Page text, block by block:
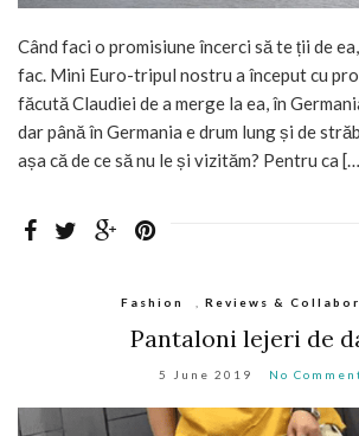
Când faci o promisiune încerci să te ții de
fac. Mini Euro-tripul nostru a început cu
făcută Claudiei de a merge la ea, în
dar până în Germania e drum lung și de
așa că de ce să nu le și vizităm? Pentru ca
Fashion Reviews &
Pantaloni lejeri de
5 June 2019 No